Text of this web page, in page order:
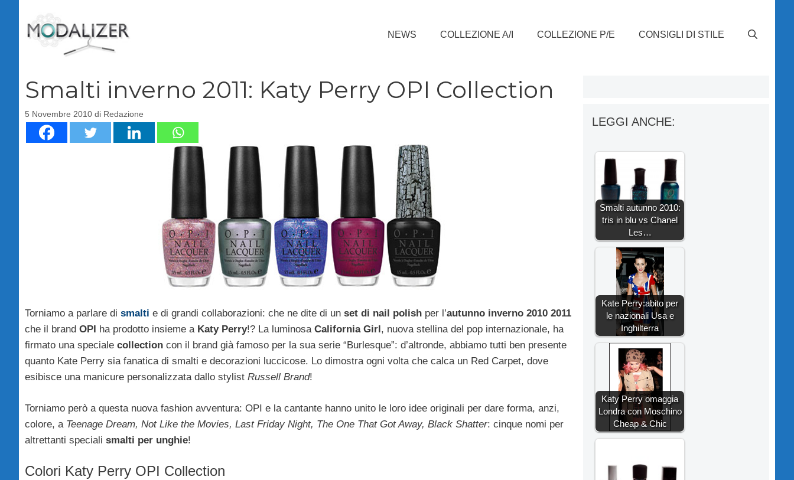
contenuto
NEWS COLLEZIONE A/I COLLEZIONE P/E CONSIGLI DI STILE
Smalti inverno 2011: Katy Perry OPI Collection
5 Novembre 2010 di Redazione
Torniamo a parlare di smalti e di grandi collaborazioni: che ne dite di un set di nail polish per l’autunno inverno 2010 2011
che il brand OPI ha prodotto insieme aKaty Perry!? La luminosaCalifornia Girl , nuova stellina del pop internazionale, ha
firmato una speciale collection con il brand già famoso per la sua serie “Burlesque”: d’altronde, abbiamo tutti ben presente
quanto Kate Perry sia fanatica di smalti e decorazioni luccicose. Lo dimostra ogni volta che calca un Red Carpet, dove
esibisce una manicure personalizzata dallo stylist Russell Brand!
Torniamo però a questa nuova fashion avventura: OPI e la cantante hanno unito le loro idee originali per dare forma, anzi,
colore, a Teenage Dream, Not Like the Movies, Last Friday Night, The One That Got Away, Black Shatter: cinque nomi per
altrettanti speciali smalti per unghie!
Colori Katy Perry OPI Collection
LEGGI ANCHE:
Smalti autunno 2010:
tris in blu vs Chanel
Les…
Kate Perry:abito per
le nazionali Usa e
Inghilterra
Katy Perry omaggia
Londra con Moschino
Cheap & Chic